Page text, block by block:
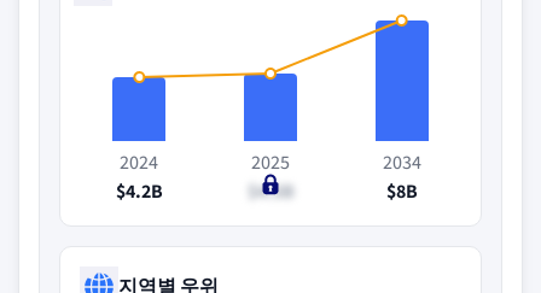
2024
$4.2B
2025
$4.5B
2034
$8B
지역별 우위